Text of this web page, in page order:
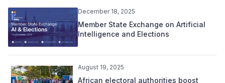
December 18, 2025
Member State Exchange on Artificial
Intelligence and Elections
August 19, 2025
African electoral authorities boost